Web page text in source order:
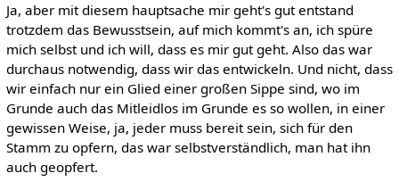
Ja, aber mit diesem hauptsache mir geht's gut entstand
trotzdem das Bewusstsein, auf mich kommt's an, ich spüre
mich selbst und ich will, dass es mir gut geht. Also das war
durchaus notwendig, dass wir das entwickeln. Und nicht, dass
wir einfach nur ein Glied einer großen Sippe sind, wo im
Grunde auch das Mitleidlos im Grunde es so wollen, in einer
gewissen Weise, ja, jeder muss bereit sein, sich für den
Stamm zu opfern, das war selbstverständlich, man hat ihn
auch geopfert.